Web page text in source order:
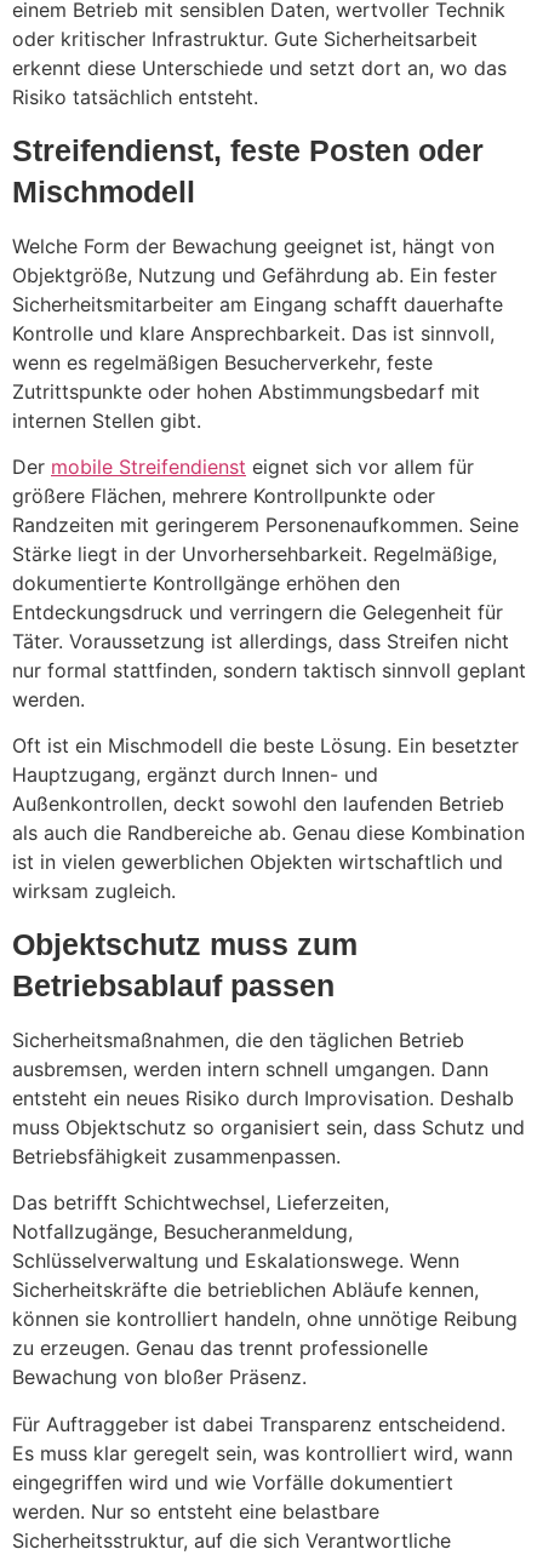
einem Betrieb mit sensiblen Daten, wertvoller Technik
oder kritischer Infrastruktur. Gute Sicherheitsarbeit
erkennt diese Unterschiede und setzt dort an, wo das
Risiko tatsächlich entsteht.
Streifendienst, feste Posten oder
Mischmodell
Welche Form der Bewachung geeignet ist, hängt von
Objektgröße, Nutzung und Gefährdung ab. Ein fester
Sicherheitsmitarbeiter am Eingang schafft dauerhafte
Kontrolle und klare Ansprechbarkeit. Das ist sinnvoll,
wenn es regelmäßigen Besucherverkehr, feste
Zutrittspunkte oder hohen Abstimmungsbedarf mit
internen Stellen gibt.
Der mobile Streifendienst eignet sich vor allem für
größere Flächen, mehrere Kontrollpunkte oder
Randzeiten mit geringerem Personenaufkommen. Seine
Stärke liegt in der Unvorhersehbarkeit. Regelmäßige,
dokumentierte Kontrollgänge erhöhen den
Entdeckungsdruck und verringern die Gelegenheit für
Täter. Voraussetzung ist allerdings, dass Streifen nicht
nur formal stattfinden, sondern taktisch sinnvoll geplant
werden.
Oft ist ein Mischmodell die beste Lösung. Ein besetzter
Hauptzugang, ergänzt durch Innen- und
Außenkontrollen, deckt sowohl den laufenden Betrieb
als auch die Randbereiche ab. Genau diese Kombination
ist in vielen gewerblichen Objekten wirtschaftlich und
wirksam zugleich.
Objektschutz muss zum
Betriebsablauf passen
Sicherheitsmaßnahmen, die den täglichen Betrieb
ausbremsen, werden intern schnell umgangen. Dann
entsteht ein neues Risiko durch Improvisation. Deshalb
muss Objektschutz so organisiert sein, dass Schutz und
Betriebsfähigkeit zusammenpassen.
Das betrifft Schichtwechsel, Lieferzeiten,
Notfallzugänge, Besucheranmeldung,
Schlüsselverwaltung und Eskalationswege. Wenn
Sicherheitskräfte die betrieblichen Abläufe kennen,
können sie kontrolliert handeln, ohne unnötige Reibung
zu erzeugen. Genau das trennt professionelle
Bewachung von bloßer Präsenz.
Für Auftraggeber ist dabei Transparenz entscheidend.
Es muss klar geregelt sein, was kontrolliert wird, wann
eingegriffen wird und wie Vorfälle dokumentiert
werden. Nur so entsteht eine belastbare
Sicherheitsstruktur, auf die sich Verantwortliche